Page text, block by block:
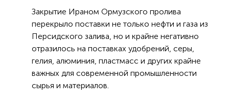
Закрытие Ираном Ормузского пролива
перекрыло поставки не только нефти и газа из
Персидского залива, но и крайне негативно
отразилось на поставках удобрений, серы,
гелия, алюминия, пластмасс и других крайне
важных для современной промышленности
сырья и материалов.